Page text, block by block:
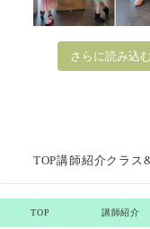
さらに読み込む
TOP講師紹介クラス
Copyright ©
TOP 講師紹介